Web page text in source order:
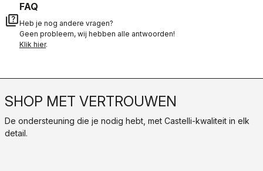
quiz
FAQ
Heb je nog andere vragen?
Geen probleem, wij hebben alle antwoorden!
Klik hier.
SHOP MET VERTROUWEN
De ondersteuning die je nodig hebt, met Castelli-kwaliteit in elk
detail.